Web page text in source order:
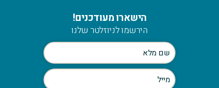
הישארו מעודכנים!
הירשמו לניוזלטר שלנו